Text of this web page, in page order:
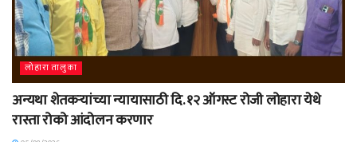
लोहारा तालुका
अन्यथा शेतकऱ्यांच्या न्यायासाठी दि. १२ ऑगस्ट रोजी लोहारा येथे
रास्ता रोको आंदोलन करणार